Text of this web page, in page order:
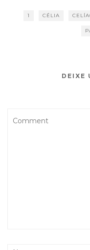
1 CÉLIA
DEIXE